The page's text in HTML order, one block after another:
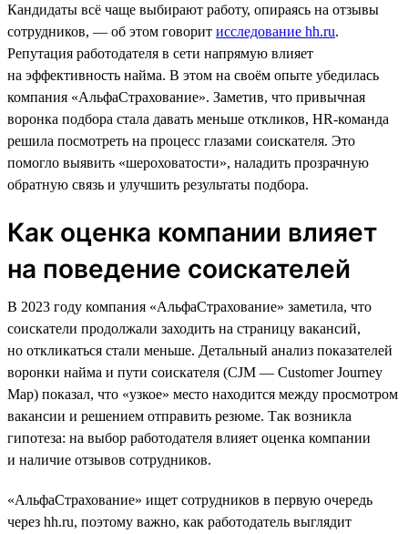
Кандидаты всё чаще выбирают работу, опираясь на отзывы
сотрудников, — об этом говорит исследование hh.ru.
Репутация работодателя в сети напрямую влияет
на эффективность найма. В этом на своём опыте убедилась
компания «АльфаСтрахование». Заметив, что привычная
воронка подбора стала давать меньше откликов, HR-команда
решила посмотреть на процесс глазами соискателя. Это
помогло выявить «шероховатости», наладить прозрачную
обратную связь и улучшить результаты подбора.
Как оценка компании влияет
на поведение соискателей
В 2023 году компания «АльфаСтрахование» заметила, что
соискатели продолжали заходить на страницу вакансий,
но откликаться стали меньше. Детальный анализ показателей
воронки найма и пути соискателя (CJM — Customer Journey
Map) показал, что «узкое» место находится между просмотром
вакансии и решением отправить резюме. Так возникла
гипотеза: на выбор работодателя влияет оценка компании
и наличие отзывов сотрудников.
«АльфаСтрахование» ищет сотрудников в первую очередь
через hh.ru, поэтому важно, как работодатель выглядит